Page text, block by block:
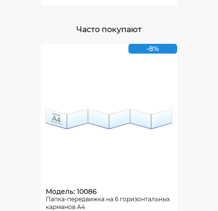
Часто покупают
-8%
Модель: 10086
Папка-передвижка на 6 горизонтальных
карманов А4